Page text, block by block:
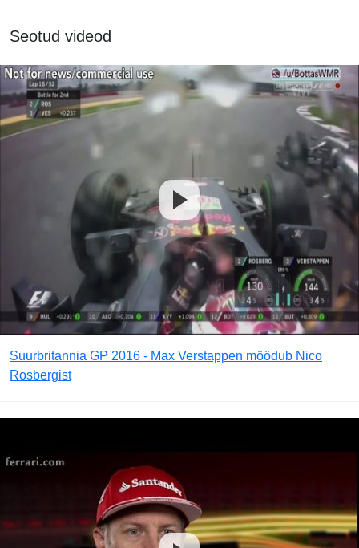
Seotud videod
Suurbritannia GP 2016 - Max Verstappen möödub Nico
Rosbergist